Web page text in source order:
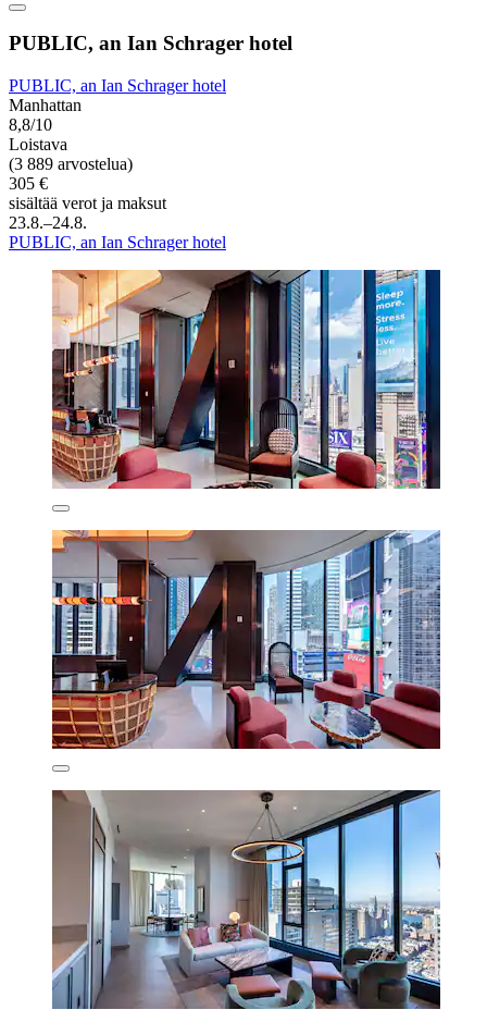
PUBLIC, an Ian Schrager hotel
PUBLIC, an Ian Schrager hotel
Manhattan
8,8/10
Loistava
(3 889 arvostelua)
305 €
sisältää verot ja maksut
23.8.–24.8.
PUBLIC, an Ian Schrager hotel